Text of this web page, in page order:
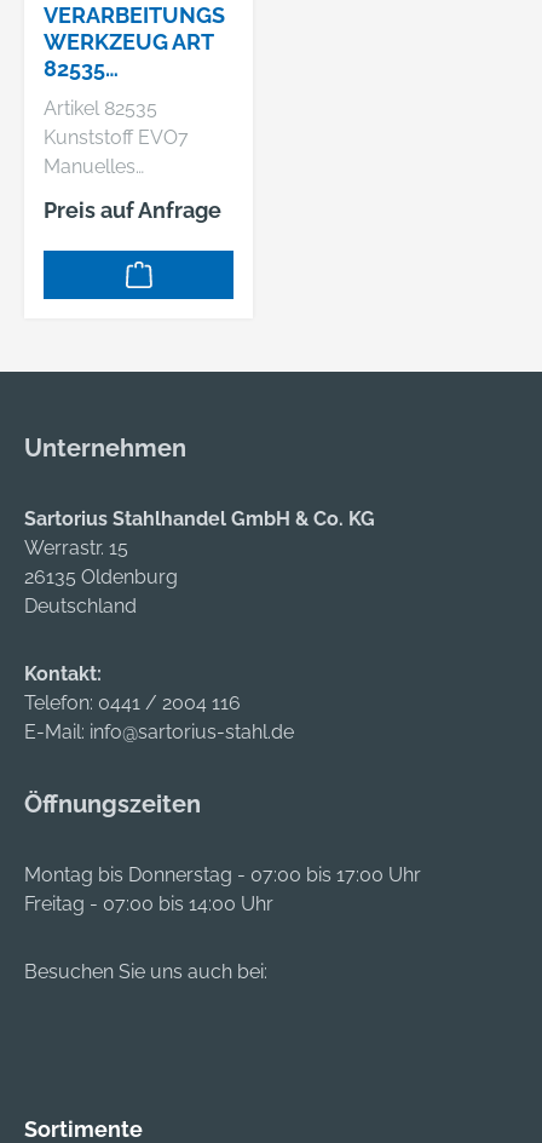
VERARBEITUNGS
WERKZEUG ART
82535
VERARBEITUNGS
WERKZEUG EVO7
S
Artikel 82535
Kunststoff EVO7
Manuelles
Verarbeitungswerkze
ug für Abbinden von
Kabelbindern -
Abmessung: EVO7
Preis auf Anfrage
Unternehmen
Sartorius Stahlhandel GmbH & Co. KG
Werrastr. 15
26135 Oldenburg
Deutschland
Kontakt:
Telefon: 0441 / 2004 116
E-Mail: info@sartorius-stahl.de
Öffnungszeiten
Montag bis Donnerstag - 07:00 bis 17:00 Uhr
Freitag - 07:00 bis 14:00 Uhr
Besuchen Sie uns auch bei:
Sortimente